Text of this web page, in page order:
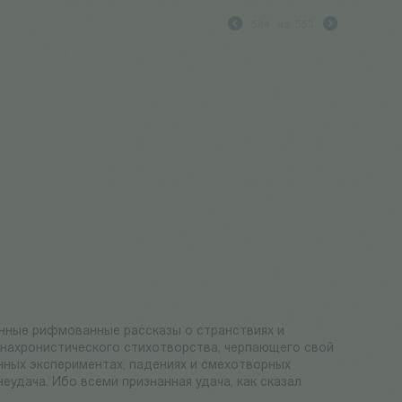
рифмованные рассказы о странствиях и
стихотворства, черпающего свой
экспериментах, падениях и смехотворных
Ибо всеми признанная удача, как сказал